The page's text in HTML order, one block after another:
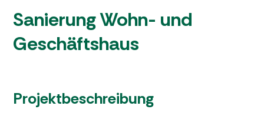
Sanierung Wohn- und
Geschäftshaus
Projektbeschreibung